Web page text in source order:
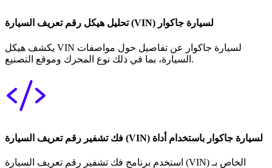
تحليل هيكل رقم تعريف السيارة (VIN) لسيارة جاكوار
يكشف هيكل VIN لسيارة جاكوار عن تفاصيل حول مواصفات
السيارة، بما في ذلك نوع المحرك وموقع التصنيع.
فك تشفير رقم تعريف السيارة (VIN) لسيارة جاكوار باستخدام أداة
استخدم برنامج فك تشفير رقم تعريف السيارة (VIN) الخاص بـ